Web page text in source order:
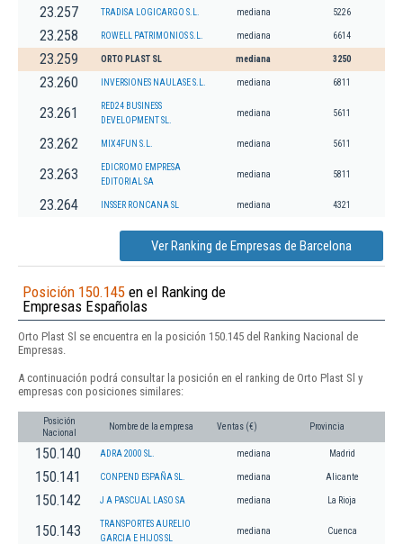
23.257 TRADISA LOGICARGO S.L. mediana 5226
23.258 ROWELL PATRIMONIOS S.L. mediana 6614
23.259 ORTO PLAST SL mediana 3250
23.260 INVERSIONES NAULASE S.L. mediana 6811
23.261
RED24 BUSINESS
DEVELOPMENT SL.
mediana 5611
23.262 MIX4FUN S.L. mediana 5611
23.263
EDICROMO EMPRESA
EDITORIAL SA
mediana 5811
23.264 INSSER RONCANA SL mediana 4321
Ver Ranking de Empresas de Barcelona
Posición 150.145 en el Ranking de
Empresas Españolas
Orto Plast Sl se encuentra en la posición 150.145 del Ranking Nacional de
Empresas.
A continuación podrá consultar la posición en el ranking de Orto Plast Sl y
empresas con posiciones similares:
Posición
Nacional
Nombre de la empresa Ventas (€) Provincia
150.140 ADRA 2000 SL. mediana Madrid
150.141 CONPEND ESPAÑA SL. mediana Alicante
150.142 J A PASCUAL LASO SA mediana La Rioja
150.143
TRANSPORTES AURELIO
GARCIA E HIJOS SL
mediana Cuenca